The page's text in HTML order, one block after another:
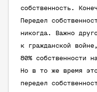
собственность.
Передел
никогда. Важно
к гражданской
80% собственности
Но в то же время
передел